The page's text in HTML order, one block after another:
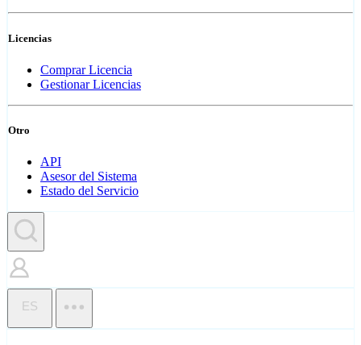
Licencias
Comprar Licencia
Gestionar Licencias
Otro
API
Asesor del Sistema
Estado del Servicio
ES